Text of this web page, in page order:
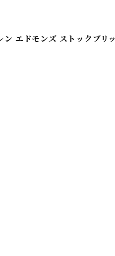
ドモンズ ストックブリッ